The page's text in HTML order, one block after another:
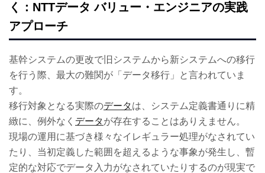
く：NTTデータ バリュー・エンジニアの実践
アプローチ
基幹システムの更改で旧システムから新システムへの移行
を行う際、最大の難関が「データ移行」と言われていま
す。
移行対象となる実際のデータは、システム定義書通りに精
緻に、例外なく データが存在することはありえません。
現場の運用に基づき様々なイレギュラー処理がなされてい
たり、当初定義した範囲を超えるような事象が発生し、暫
定的な対応でデータ入力がなされていたりするのが現実で